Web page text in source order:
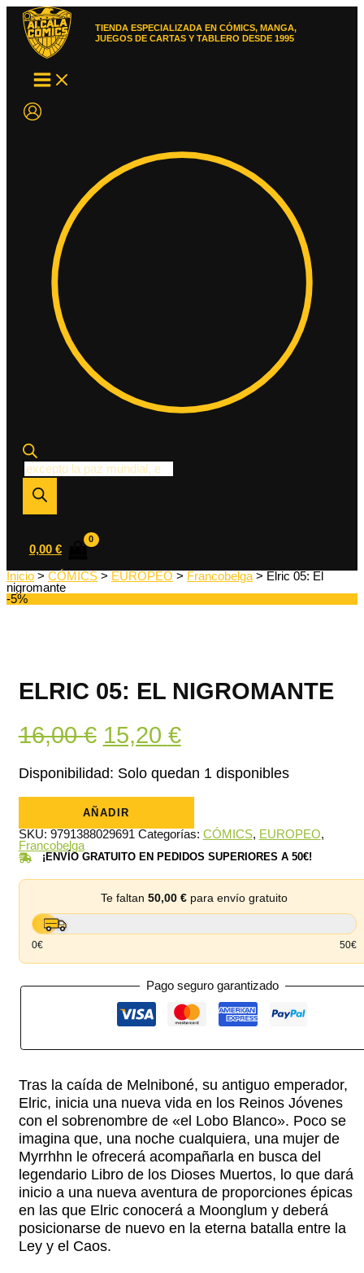
contenido
TIENDA ESPECIALIZADA EN CÓMICS, MANGA,
JUEGOS DE CARTAS Y TABLERO DESDE 1995
Búsqueda
de
productos
0,00 €
Inicio > CÓMICS > EUROPEO > Francobelga > Elric 05: El
nigromante
-5%
ELRIC 05: EL NIGROMANTE
16,00€ El
precio
original
era:
16,00 €.
15,20 €El
precio
actual
es:
15,20 €.
Disponibilidad: Solo quedan 1 disponibles
nigromante
cantidad
AÑADIR
SKU: 9791388029691 Categorías: CÓMICS, EUROPEO,
Francobelga
¡ENVÍO GRATUITO EN PEDIDOS SUPERIORES A 50€!
Te faltan 50,00 €para envío gratuito
0€ 50€
Pago seguro garantizado
Tras la caída de Melniboné, su antiguo emperador,
Elric, inicia una nueva vida en los Reinos Jóvenes
con el sobrenombre de «el Lobo Blanco». Poco se
imagina que, una noche cualquiera, una mujer de
Myrrhhn le ofrecerá acompañarla en busca del
legendario Libro de los Dioses Muertos, lo que dará
inicio a una nueva aventura de proporciones épicas
en las que Elric conocerá a Moonglum y deberá
posicionarse de nuevo en la eterna batalla entre la
Ley y el Caos.